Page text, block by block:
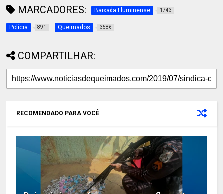
MARCADORES: Baixada Fluminense 1743
Polícia 891 Queimados 3586
COMPARTILHAR:
RECOMENDADO PARA VOCÊ